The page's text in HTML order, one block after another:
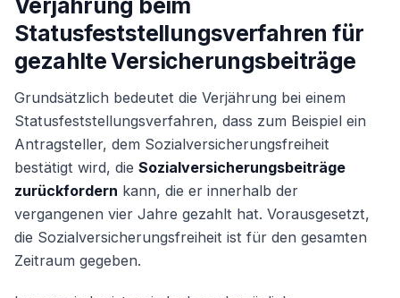
Verjährung beim
Statusfeststellungsverfahren für
gezahlte Versicherungsbeiträge
Grundsätzlich bedeutet die Verjährung bei einem
Statusfeststellungsverfahren, dass zum Beispiel ein
Antragsteller, dem Sozialversicherungsfreiheit
bestätigt wird, die Sozialversicherungsbeiträge
zurückfordern kann, die er innerhalb der
vergangenen vier Jahre gezahlt hat. Vorausgesetzt,
die Sozialversicherungsfreiheit ist für den gesamten
Zeitraum gegeben.